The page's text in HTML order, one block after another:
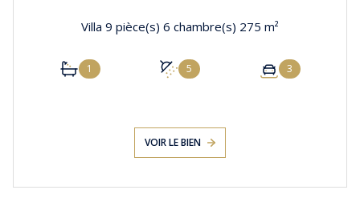
Villa 9 pièce(s) 6 chambre(s) 275 m²
1 5 3
VOIR LE BIEN